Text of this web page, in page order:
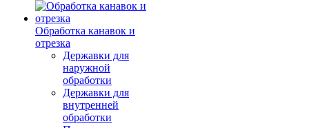
Обработка канавок и
отрезка
Державки для
наружной
обработки
Державки для
внутренней
обработки